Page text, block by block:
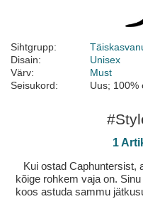
Sihtgrupp:
Disain:
Unisex
Värv:
Must
Seisukord:
Uus; 100%
1
Kui ostad Caphuntersist,
kõige rohkem vaja on.
koos astuda sammu